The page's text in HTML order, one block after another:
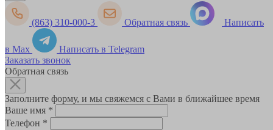
(863) 310-000-3 Обратная связь Написать
в Max
Написать в Telegram
Заказать звонок
Обратная связь
Заполните форму, и мы свяжемся с Вами в ближайшее время
Ваше имя *
Телефон *